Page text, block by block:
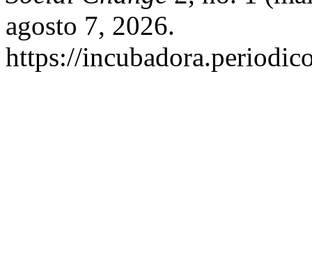
agosto 7, 2026.
https://